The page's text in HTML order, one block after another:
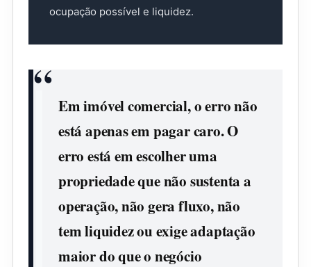
ocupação possível e liquidez.
Em imóvel comercial, o erro não
está apenas em pagar caro. O
erro está em escolher uma
propriedade que não sustenta a
operação, não gera fluxo, não
tem liquidez ou exige adaptação
maior do que o negócio